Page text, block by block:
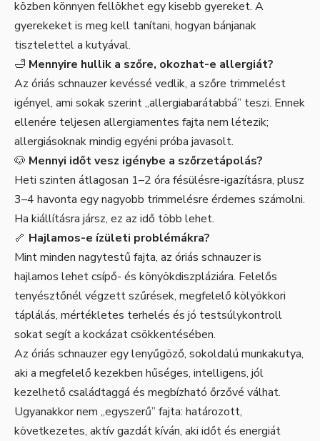
közben könnyen fellökhet egy kisebb gyereket. A
gyerekeket is meg kell tanítani, hogyan bánjanak
tisztelettel a kutyával.
🛁 Mennyire hullik a szőre, okozhat-e allergiát?
Az óriás schnauzer kevéssé vedlik, a szőre trimmelést
igényel, ami sokak szerint „allergiabarátabbá” teszi. Ennek
ellenére teljesen allergiamentes fajta nem létezik;
allergiásoknak mindig egyéni próba javasolt.
🐶 Mennyi időt vesz igénybe a szőrzetápolás?
Heti szinten átlagosan 1–2 óra fésülésre-igazításra, plusz
3–4 havonta egy nagyobb trimmelésre érdemes számolni.
Ha kiállításra jársz, ez az idő több lehet.
🦴 Hajlamos-e ízületi problémákra?
Mint minden nagytestű fajta, az óriás schnauzer is
hajlamos lehet csípő- és könyökdiszpláziára. Felelős
tenyésztőnél végzett szűrések, megfelelő kölyökkori
táplálás, mértékletes terhelés és jó testsúlykontroll
sokat segít a kockázat csökkentésében.
Az óriás schnauzer egy lenyűgöző, sokoldalú munkakutya,
aki a megfelelő kezekben hűséges, intelligens, jól
kezelhető családtaggá és megbízható őrzővé válhat.
Ugyanakkor nem „egyszerű” fajta: határozott,
következetes, aktív gazdát kíván, aki időt és energiát